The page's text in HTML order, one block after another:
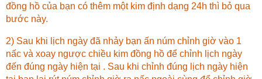
đồng hồ của bạn có thêm một kim định dạng 24h thì bỏ qua
bước này.
2) Sau khi lịch ngày đã nhảy bạn ấn núm chỉnh giờ vào 1
nấc và xoay ngược chiều kim đồng hồ để chỉnh lịch ngày
đến đúng ngày hiện tại . Sau khi chỉnh đúng lịch ngày hiện